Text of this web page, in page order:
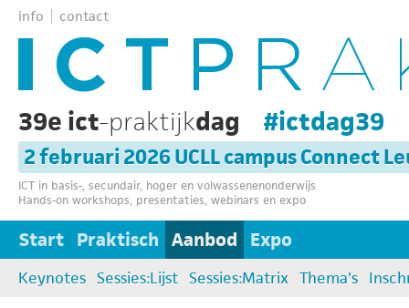
info contact
39e ict-praktijkdag #ictdag39
2 februari 2026 UCLL campus Connect
ICT in basis-, secundair, hoger en volwassenenonderwijs
Hands-on workshops, presentaties, webinars en expo
Start Praktisch Aanbod Expo
Keynotes Sessies:Lijst Sessies:Matrix Thema's